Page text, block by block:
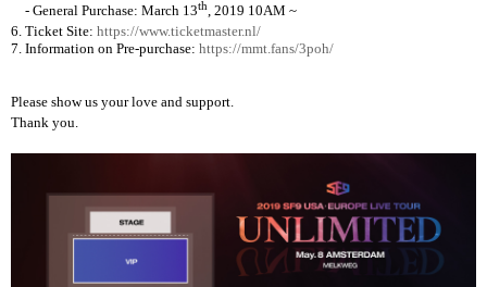
- General Purchase: March 13th, 2019 10AM ~
6. Ticket Site: https://www.ticketmaster.nl/
7. Information on Pre-purchase: https://mmt.fans/3poh/
Please show us your love and support.
Thank you.